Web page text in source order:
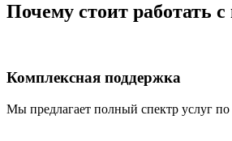
Почему стоит работать
Комплексная поддержка
Мы предлагает полный спектр услуг по